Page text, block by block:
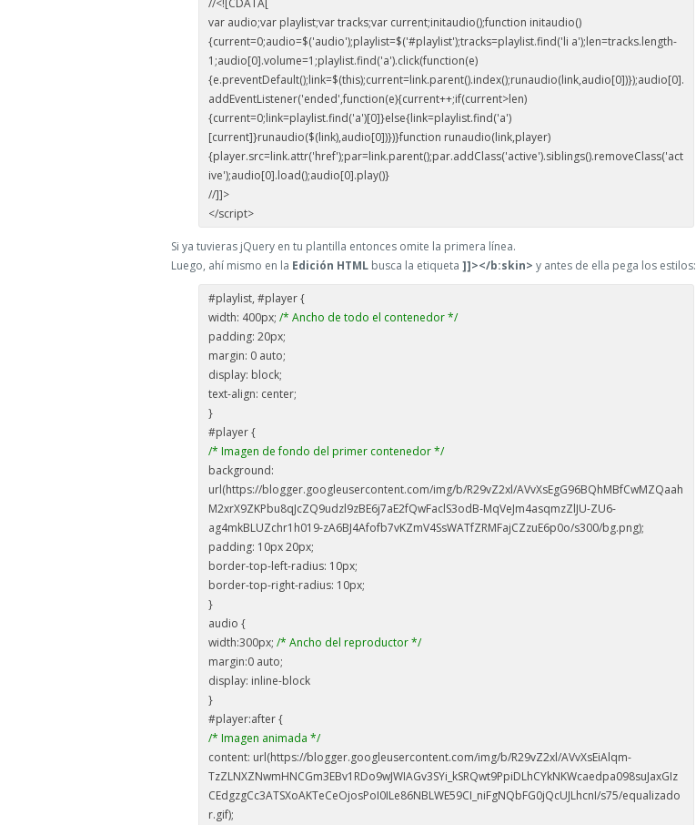
//<![CDATA[
var audio;var playlist;var tracks;var current;initaudio();function initaudio()
{current=0;audio=$('audio');playlist=$('#playlist');tracks=playlist.find('li a');len=tracks.length-
1;audio[0].volume=1;playlist.find('a').click(function(e)
{e.preventDefault();link=$(this);current=link.parent().index();runaudio(link,audio[0])});audio[0].
addEventListener('ended',function(e){current++;if(current>len)
{current=0;link=playlist.find('a')[0]}else{link=playlist.find('a')
[current]}runaudio($(link),audio[0])})}function runaudio(link,player)
{player.src=link.attr('href');par=link.parent();par.addClass('active').siblings().removeClass('act
ive');audio[0].load();audio[0].play()}
//]]>
</script>
Si ya tuvieras jQuery en tu plantilla entonces omite la primera línea.
Luego, ahí mismo en la Edición HTML busca la etiqueta ]]></b:skin> y antes de ella pega los estilos:
#playlist, #player {
width: 400px; /* Ancho de todo el contenedor */
padding: 20px;
margin: 0 auto;
display: block;
text-align: center;
}
#player {
/* Imagen de fondo del primer contenedor */
background:
url(https://blogger.googleusercontent.com/img/b/R29vZ2xl/AVvXsEgG96BQhMBfCwMZQaah
M2xrX9ZKPbu8qJcZQ9udzl9zBE6j7aE2fQwFaclS3odB-MqVeJm4asqmzZlJU-ZU6-
ag4mkBLUZchr1h019-zA6BJ4Afofb7vKZmV4SsWATfZRMFajCZzuE6p0o/s300/bg.png);
padding: 10px 20px;
border-top-left-radius: 10px;
border-top-right-radius: 10px;
}
audio {
width:300px; /* Ancho del reproductor */
margin:0 auto;
display: inline-block
}
#player:after {
/* Imagen animada */
content: url(https://blogger.googleusercontent.com/img/b/R29vZ2xl/AVvXsEiAlqm-
TzZLNXZNwmHNCGm3EBv1RDo9wJWIAGv3SYi_kSRQwt9PpiDLhCYkNKWcaedpa098suJaxGIz
CEdgzgCc3ATSXoAKTeCeOjosPoI0ILe86NBLWE59CI_niFgNQbFG0jQcUJLhcnI/s75/equalizado
r.gif);